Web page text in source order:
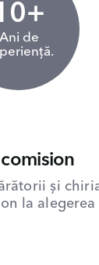
Ani de
și
la